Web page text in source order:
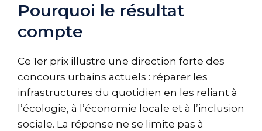
Pourquoi le résultat
compte
Ce 1er prix illustre une direction forte des
concours urbains actuels : réparer les
infrastructures du quotidien en les reliant à
l’écologie, à l’économie locale et à l’inclusion
sociale. La réponse ne se limite pas à